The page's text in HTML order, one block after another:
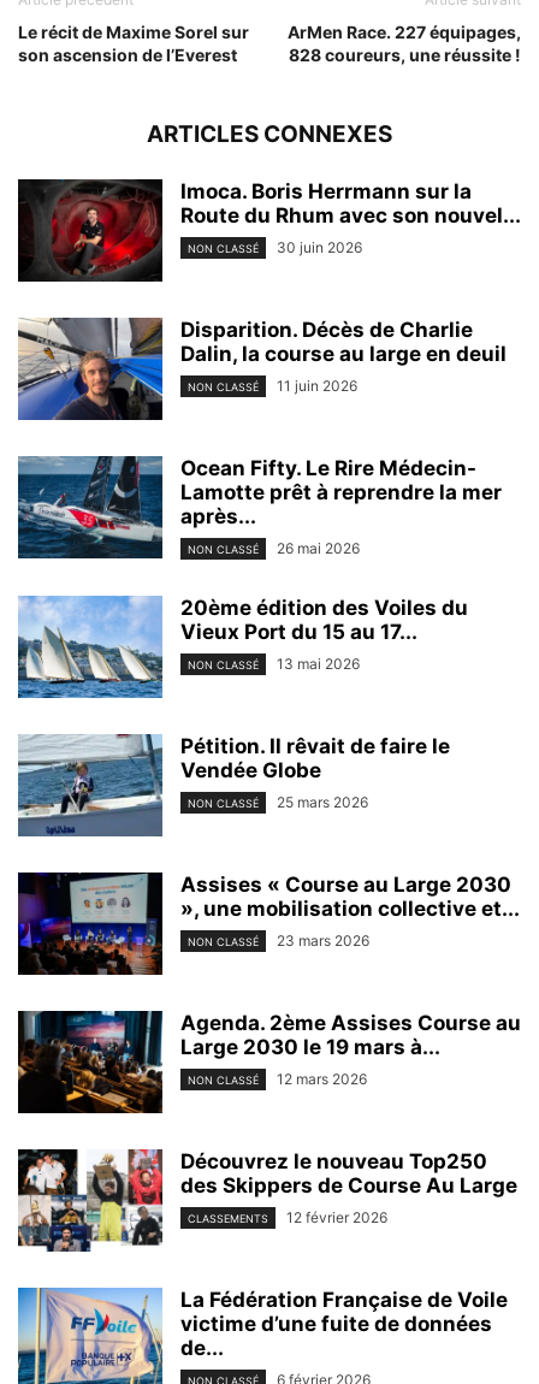
Le récit de Maxime Sorel sur
son ascension de l’Everest
ArMen Race. 227 équipages,
828 coureurs, une réussite !
ARTICLES CONNEXES
Imoca. Boris Herrmann sur la
Route du Rhum avec son nouvel...
NON CLASSÉ 30 juin 2026
Disparition. Décès de Charlie
Dalin, la course au large en deuil
NON CLASSÉ 11 juin 2026
Ocean Fifty. Le Rire Médecin-
Lamotte prêt à reprendre la mer
après...
NON CLASSÉ 26 mai 2026
20ème édition des Voiles du
Vieux Port du 15 au 17...
NON CLASSÉ 13 mai 2026
Pétition. Il rêvait de faire le
Vendée Globe
NON CLASSÉ 25 mars 2026
Assises « Course au Large 2030
», une mobilisation collective et...
NON CLASSÉ 23 mars 2026
Agenda. 2ème Assises Course au
Large 2030 le 19 mars à...
NON CLASSÉ 12 mars 2026
Découvrez le nouveau Top250
des Skippers de Course Au Large
CLASSEMENTS 12 février 2026
La Fédération Française de Voile
victime d’une fuite de données
de...
NON CLASSÉ 6 février 2026